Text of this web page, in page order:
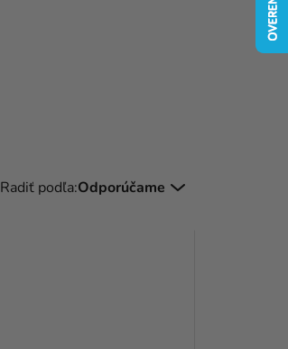
Radiť podľa:Odporúčame